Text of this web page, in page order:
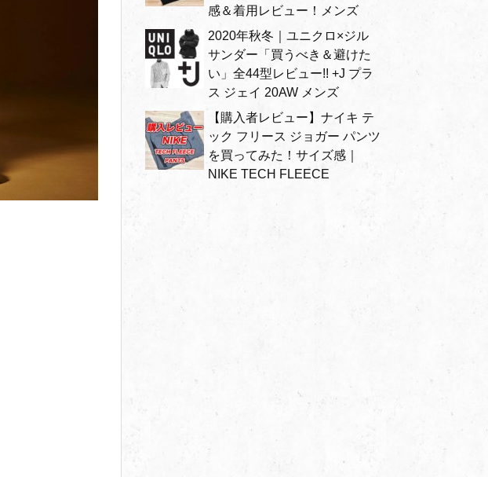
感＆着用レビュー！メンズ
2020年秋冬｜ユニクロ×ジル
サンダー「買うべき＆避けた
い」全44型レビュー!! +J プラ
ス ジェイ 20AW メンズ
【購入者レビュー】ナイキ テ
ック フリース ジョガー パンツ
を買ってみた！サイズ感｜
NIKE TECH FLEECE